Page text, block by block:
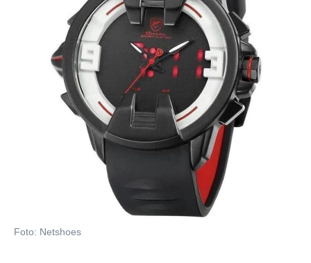
Foto: Netshoes